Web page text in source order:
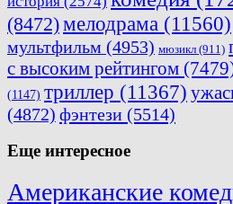
(8472)мелодрама (11560)
мультфильм (4953) мюзикл (911)
с высоким рейтингом
(1147) триллер (11367)
(4872) фэнтези (5514)
Еще интересное
Американские